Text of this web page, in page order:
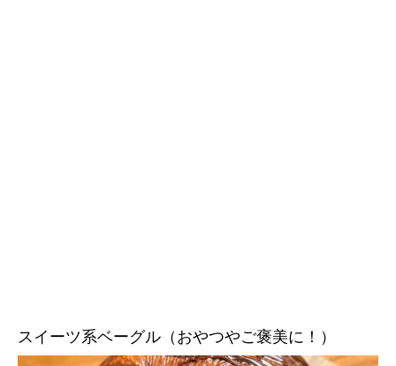
スイーツ系ベーグル（おやつやご褒美に！）